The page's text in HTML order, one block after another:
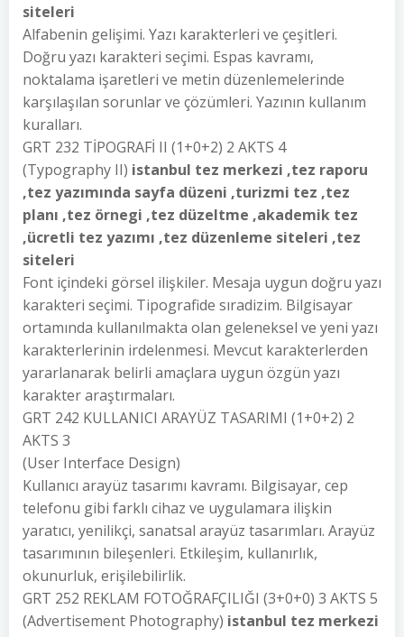
siteleri
Alfabenin gelişimi. Yazı karakterleri ve çeşitleri.
Doğru yazı karakteri seçimi. Espas kavramı,
noktalama işaretleri ve metin düzenlemelerinde
karşılaşılan sorunlar ve çözümleri. Yazının kullanım
kuralları.
GRT 232 TİPOGRAFİ II (1+0+2) 2 AKTS 4
(Typography II) istanbul tez merkezi ,tez raporu
,tez yazımında sayfa düzeni ,turizmi tez ,tez
planı ,tez örnegi ,tez düzeltme ,akademik tez
,ücretli tez yazımı ,tez düzenleme siteleri ,tez
siteleri
Font içindeki görsel ilişkiler. Mesaja uygun doğru yazı
karakteri seçimi. Tipografide sıradizim. Bilgisayar
ortamında kullanılmakta olan geleneksel ve yeni yazı
karakterlerinin irdelenmesi. Mevcut karakterlerden
yararlanarak belirli amaçlara uygun özgün yazı
karakter araştırmaları.
GRT 242 KULLANICI ARAYÜZ TASARIMI (1+0+2) 2
AKTS 3
(User Interface Design)
Kullanıcı arayüz tasarımı kavramı. Bilgisayar, cep
telefonu gibi farklı cihaz ve uygulamara ilişkin
yaratıcı, yenilikçi, sanatsal arayüz tasarımları. Arayüz
tasarımının bileşenleri. Etkileşim, kullanırlık,
okunurluk, erişilebilirlik.
GRT 252 REKLAM FOTOĞRAFÇILIĞI (3+0+0) 3 AKTS 5
(Advertisement Photography) istanbul tez merkezi